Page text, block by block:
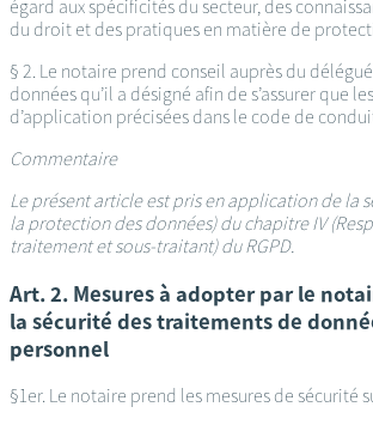
égard aux spécificités du secteur, des
du droit et des pratiques en matière de
§ 2. Le notaire prend conseil auprès du
données qu’il a désigné afin de s’assurer que
d’application précisées dans le code de
Commentaire
Le présent article est pris en application de la
la protection des données) du chapitre IV
traitement et sous-traitant) du RGPD.
Art. 2. Mesures à adopter par le
la sécurité des traitements de
personnel
§1er. Le notaire prend les mesures de sécurité